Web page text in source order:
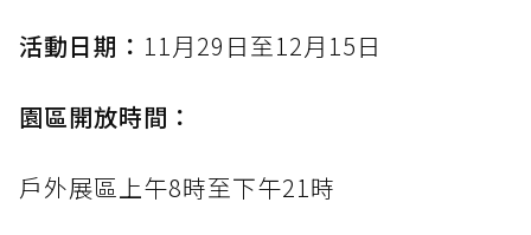
活動日期： 11月29日至12月15日
園區開放時間：
戶外展區上午8時至下午21時